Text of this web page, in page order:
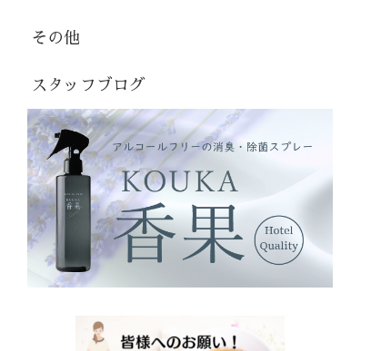
その他
スタッフブログ